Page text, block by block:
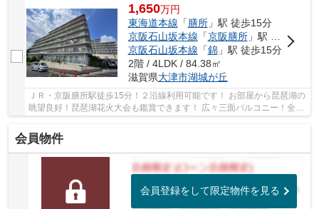
1,650万円
東海道本線 「膳所」駅 徒歩15分
京阪石山坂本線 「京阪膳所」駅 徒歩15分
京阪石山坂本線 「錦」駅 徒歩15分
2階 / 4LDK / 84.38㎡
滋賀県大津市湖城が丘
ＪＲ・京阪膳所駅徒歩15分！２沿線利用可能です！ お部屋から琵琶湖の
眺望良好！琵琶湖花火大会も鑑賞できます！ 広々三面バルコニー！全居
室バルコニーに面しています！ 令和７年10月...
会員物件
会員登録をして限定物件を見る